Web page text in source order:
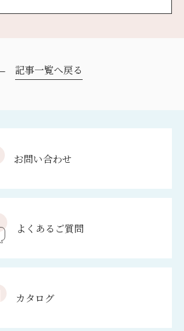
記事一覧へ戻る
お問い合わせ
よくあるご質問
カタログ